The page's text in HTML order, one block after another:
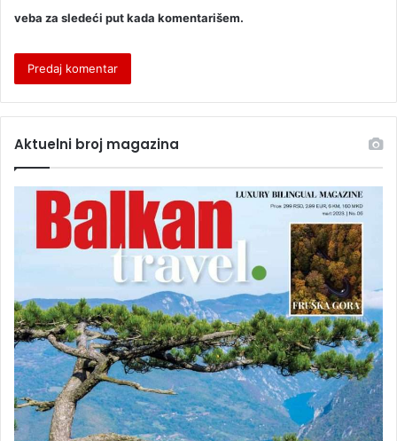
veba za sledeći put kada komentarišem.
Aktuelni broj magazina